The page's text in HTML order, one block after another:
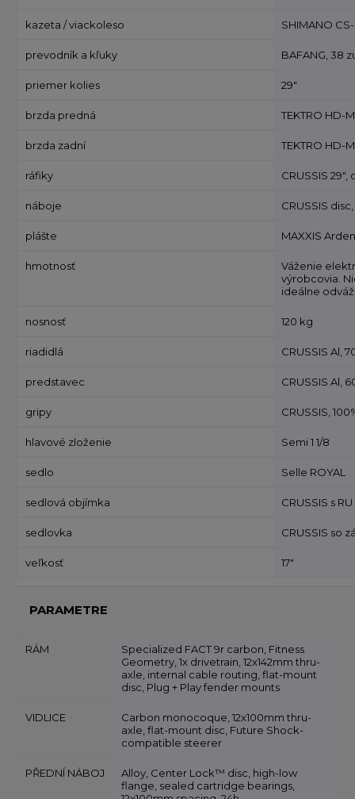
kazeta / viackoleso SHIMANO
prevodník a kľuky BAFANG, 38
priemer kolies 29"
brzda predná TEKTRO HD-
brzda zadní TEKTRO HD-
ráfiky CRUSSIS
náboje CRUSSIS
plášte MAXXIS
hmotnosť
Váženie
výrobcovia.
ideálne
nosnosť 120 kg
riadidlá CRUSSIS Al,
predstavec CRUSSIS Al,
gripy CRUSSIS,
hlavové zloženie Semi 1 1/8
sedlo Selle ROYAL
sedlová objímka CRUSSIS s
sedlovka CRUSSIS so
veľkosť 17"
PARAMETRE
RÁM
Specialized FACT 9r carbon, Fitness
Geometry, 1x drivetrain, 12x142mm thru-
axle, internal cable routing, flat-mount
disc, Plug + Play fender mounts
VIDLICE
Carbon monocoque, 12x100mm thru-
axle, flat-mount disc, Future Shock-
compatible steerer
PŘEDNÍ NÁBOJ
Alloy, Center Lock™ disc, high-low
flange, sealed cartridge bearings,